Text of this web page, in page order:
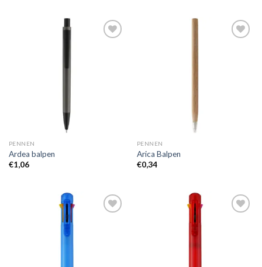
PENNEN
Ardea balpen
€1,06
PENNEN
Arica Balpen
€0,34